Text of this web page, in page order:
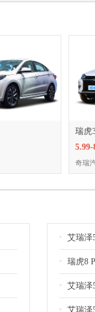
瑞虎
5.99-
奇瑞
艾瑞泽
瑞虎8
艾瑞泽
艾瑞泽